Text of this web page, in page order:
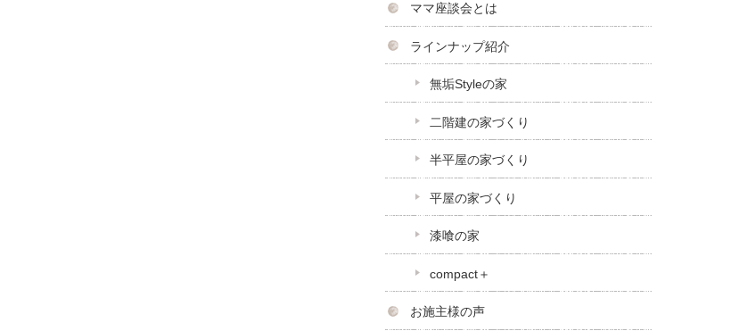
ママ座談会とは
ラインナップ紹介
無垢Styleの家
二階建の家づくり
半平屋の家づくり
平屋の家づくり
漆喰の家
compact＋
お施主様の声